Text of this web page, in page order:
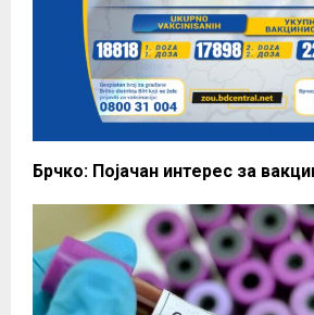
Брчко: Појачан интерес за